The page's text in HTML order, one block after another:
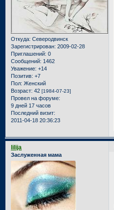
Откуда: Северодвинск
Зарегистрирован: 2009-02-28
Приглашений: 0
Сообщений: 1462
Уважение: +14
Позитив: +7
Пол: Женский
Возраст: 42 [1984-07-23]
Провел на форуме:
9 дней 17 часов
Последний визит:
2011-04-18 20:36:23
lilija
Заслуженная мама